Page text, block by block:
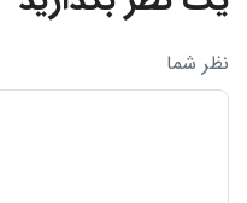
نظر شما